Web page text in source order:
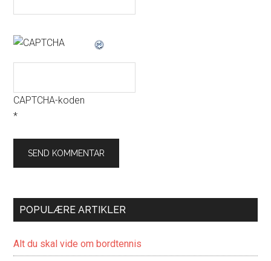
CAPTCHA-koden
*
POPULÆRE ARTIKLER
Alt du skal vide om bordtennis